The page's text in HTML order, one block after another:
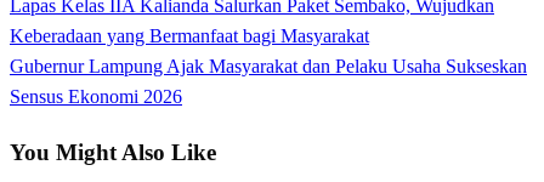
Navigasi
pos
Previous
Post
Lapas Kelas IIA Kalianda Salurkan Paket Sembako, Wujudkan
Keberadaan yang Bermanfaat bagi Masyarakat
Next
Post
Gubernur Lampung Ajak Masyarakat dan Pelaku Usaha Sukseskan
Sensus Ekonomi 2026
You Might Also Like